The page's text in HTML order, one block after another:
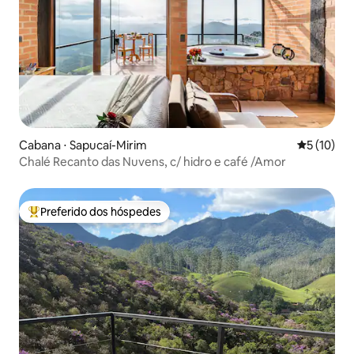
Cabana ⋅ Sapucaí-Mirim 5 de uma
5 (10)
Chalé Recanto das Nuvens, c/ hidro e café /Amor
Entre os melhores preferidos dos hóspedes
Preferido dos hóspedes